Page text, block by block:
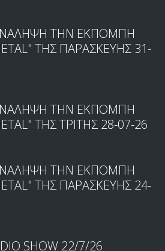
ΤΗΝ ΕΚΠΟΜΠΗ
ΤΗΣ ΠΑΡΑΣΚΕΥΗΣ 31-
ΤΗΝ ΕΚΠΟΜΠΗ
ΤΗΣ ΤΡΙΤΗΣ 28-07-26
ΤΗΝ ΕΚΠΟΜΠΗ
ΤΗΣ ΠΑΡΑΣΚΕΥΗΣ 24-
SHOW 22/7/26